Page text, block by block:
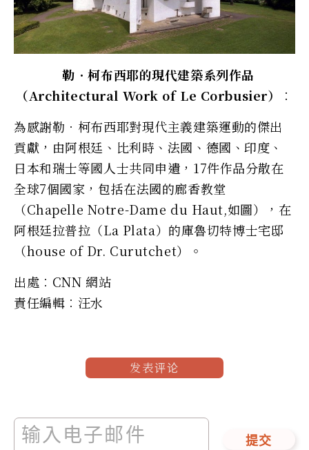
勒．柯布西耶的現代建築系列作品
（Architectural Work of Le Corbusier）︰
為感謝勒．柯布西耶對現代主義建築運動的傑出
貢獻，由阿根廷、比利時、法國、德國、印度、
日本和瑞士等國人士共同申遺，17件作品分散在
全球7個國家，包括在法國的廊香教堂
（Chapelle Notre-Dame du Haut,如圖），在
阿根廷拉普拉（La Plata）的庫魯切特博士宅邸
（house of Dr. Curutchet）。
出處︰CNN 網站
責任編輯︰汪水
发表评论
提交